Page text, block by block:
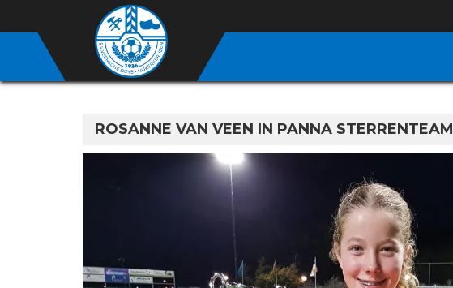
ROSANNE VAN VEEN IN PANNA STERRENTEAM